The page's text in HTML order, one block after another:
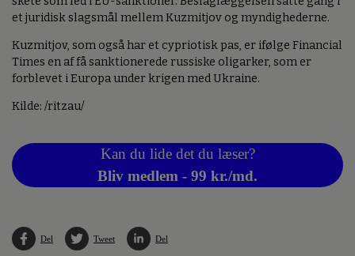
et juridisk slagsmål mellem Kuzmitjov og myndighederne.
Kuzmitjov, som også har et cypriotisk pas, er ifølge Financial
Times en af få sanktionerede russiske oligarker, som er
forblevet i Europa under krigen med Ukraine.
Kilde: /ritzau/
Kan du lide det du læser?
Bliv medlem - 99 kr./md.
Del Tweet Del